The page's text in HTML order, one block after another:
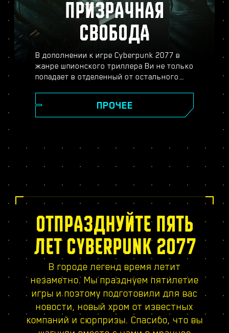
ПРИЗРАЧНАЯ
СВОБОДА
В дополнении к игре Cyberpunk 2077 в
жанре шпионского триллера Ви не только
попадает в отделенный от остального
профессионального шпионажа. Станьте
секретным агентом и распутайте плотный
много другое.
ПРОЧЕЕ
ОТПРАЗДНУЙТЕ ПЯТЬ
ЛЕТ CYBERPUNK 2077
В городе легенд время летит
незаметно. Мы празднуем пятилетие
игры и поэтому подготовили для вас
новости, новый хром от известных
компаний и сюрпризы. Спасибо, что вы